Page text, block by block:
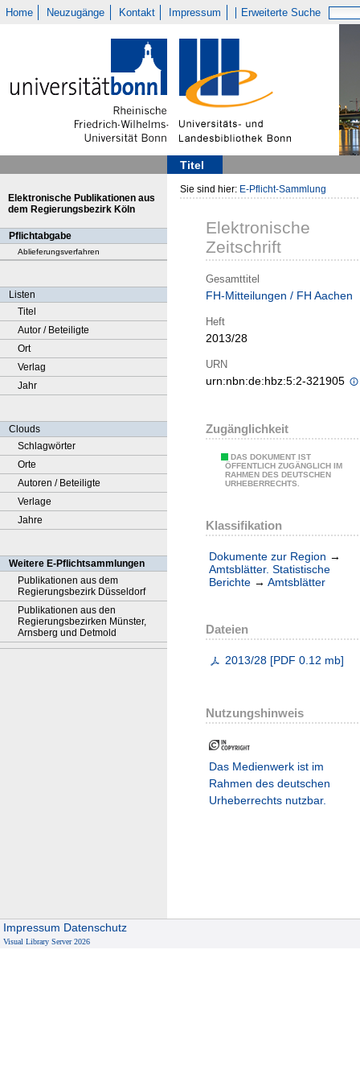
Home Neuzugänge Kontakt Impressum Erweiterte Suche
Titel
Elektronische Publikationen aus
dem Regierungsbezirk Köln
Pflichtabgabe
Ablieferungsverfahren
Listen
Titel
Autor / Beteiligte
Ort
Verlag
Jahr
Clouds
Schlagwörter
Orte
Autoren / Beteiligte
Verlage
Jahre
Weitere E-Pflichtsammlungen
Publikationen aus dem
Regierungsbezirk Düsseldorf
Publikationen aus den
Regierungsbezirken Münster,
Arnsberg und Detmold
Sie sind hier: E-Pflicht-Sammlung
Elektronische
Zeitschrift
Gesamttitel
FH-Mitteilungen / FH Aachen
Heft
2013/28
URN
urn:nbn:de:hbz:5:2-321905
Zugänglichkeit
DAS DOKUMENT IST
ÖFFENTLICH ZUGÄNGLICH IM
RAHMEN DES DEUTSCHEN
URHEBERRECHTS.
Klassifikation
Dokumente zur Region →
Amtsblätter. Statistische
Berichte → Amtsblätter
Dateien
2013/28 [PDF 0.12 mb]
Nutzungshinweis
Das Medienwerk ist im
Rahmen des deutschen
Urheberrechts nutzbar.
Impressum Datenschutz
Visual Library Server 2026